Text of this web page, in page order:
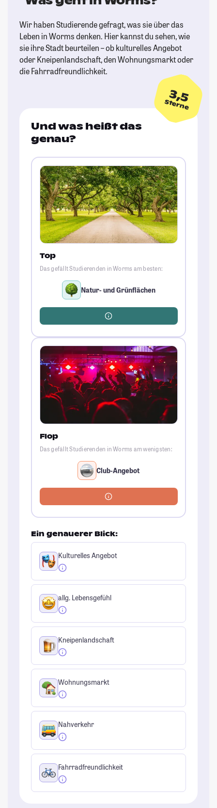
Wir haben Studierende gefragt, was sie über das
Leben in Worms denken. Hier kannst du sehen, wie
sie ihre Stadt beurteilen – ob kulturelles Angebot
oder Kneipenlandschaft, den Wohnungsmarkt oder
die Fahrradfreundlichkeit.
3,5
Sterne
Und was heißt das
genau?
Top
Das gefällt Studierenden in Worms am besten:
Natur- und Grünflächen
Flop
Das gefällt Studierenden in Worms am wenigsten:
Club-Angebot
Ein genauerer Blick:
Kulturelles Angebot
allg. Lebensgefühl
Kneipenlandschaft
Wohnungsmarkt
Nahverkehr
Fahrradfreundlichkeit